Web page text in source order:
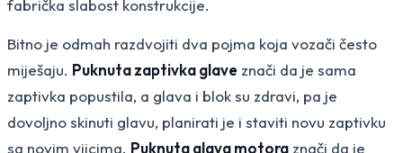
fabrička slabost konstrukcije.
Bitno je odmah razdvojiti dva pojma koja vozači često
miješaju. Puknuta zaptivka glave znači da je sama
zaptivka popustila, a glava i blok su zdravi, pa je
dovoljno skinuti glavu, planirati je i staviti novu zaptivku
sa novim vijcima. Puknuta glava motora znači da je